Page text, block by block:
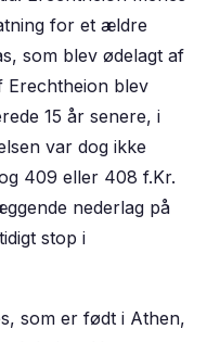
for et ældre
som blev ødelagt af
Erechtheion blev
15 år senere, i
var dog ikke
409 eller 408 f.Kr.
nederlag på
stop i
som er født i Athen,